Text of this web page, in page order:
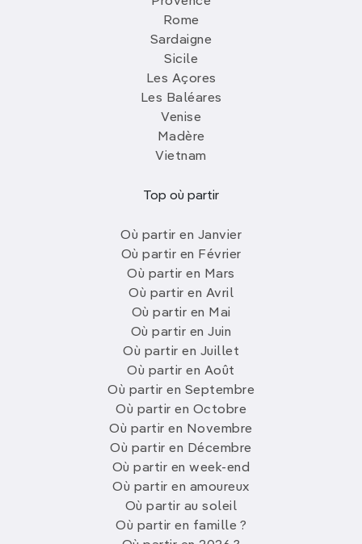
Rome
Sardaigne
Sicile
Les Açores
Les Baléares
Venise
Madère
Vietnam
Top où partir
Où partir en Janvier
Où partir en Février
Où partir en Mars
Où partir en Avril
Où partir en Mai
Où partir en Juin
Où partir en Juillet
Où partir en Août
Où partir en Septembre
Où partir en Octobre
Où partir en Novembre
Où partir en Décembre
Où partir en week-end
Où partir en amoureux
Où partir au soleil
Où partir en famille ?